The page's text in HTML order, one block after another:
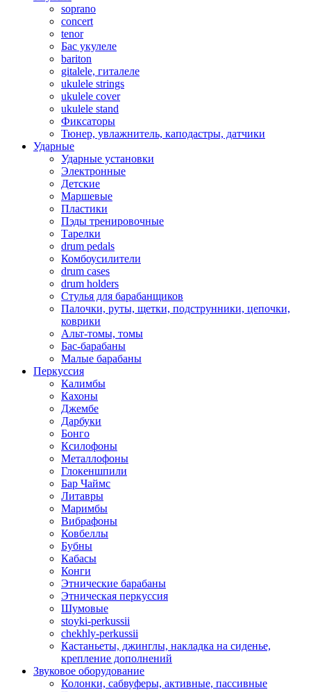
soprano
concert
tenor
Бас укулеле
bariton
gitalele, гиталеле
ukulele strings
ukulele cover
ukulele stand
Фиксаторы
Тюнер, увлажнитель, каподастры, датчики
Ударные
Ударные установки
Электронные
Детские
Маршевые
Пластики
Пэды тренировочные
Тарелки
drum pedals
Комбоусилители
drum cases
drum holders
Стулья для барабанщиков
Палочки, руты, щетки, подструнники, цепочки,
коврики
Альт-томы, томы
Бас-барабаны
Малые барабаны
Перкуссия
Калимбы
Кахоны
Джембе
Дарбуки
Бонго
Ксилофоны
Металлофоны
Глокеншпили
Бар Чаймс
Литавры
Маримбы
Вибрафоны
Ковбеллы
Бубны
Кабасы
Конги
Этнические барабаны
Этническая перкуссия
Шумовые
stoyki-perkussii
chekhly-perkussii
Кастаньеты, джинглы, накладка на сиденье,
крепление дополнений
Звуковое оборудование
Колонки, сабвуферы, активные, пассивные